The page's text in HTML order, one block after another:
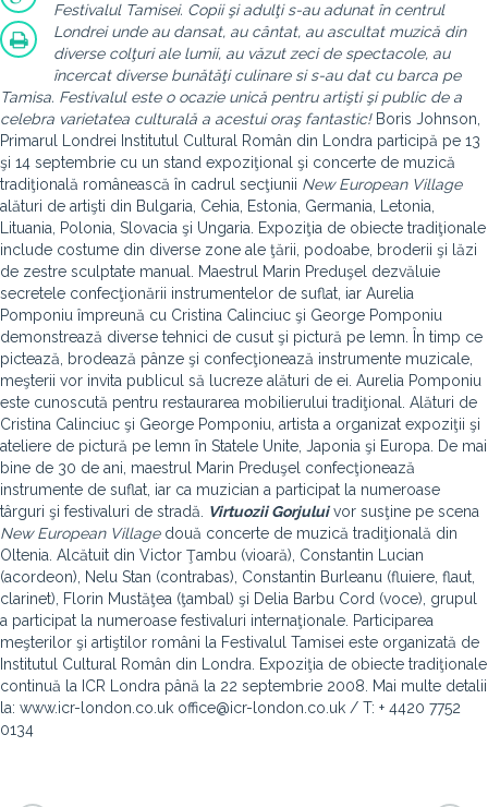
Festivalul Tamisei. Copii şi adulţi s-au adunat în centrul
Londrei unde au dansat, au cântat, au ascultat muzică din
diverse colţuri ale lumii, au văzut zeci de spectacole, au
încercat diverse bunătăţi culinare si s-au dat cu barca pe
Tamisa. Festivalul este o ocazie unică pentru artişti şi public de a
celebra varietatea culturală a acestui oraş fantastic! Boris Johnson,
Primarul Londrei Institutul Cultural Român din Londra participă pe 13
şi 14 septembrie cu un stand expoziţional şi concerte de muzică
tradiţională românească în cadrul secţiunii New European Village
alături de artişti din Bulgaria, Cehia, Estonia, Germania, Letonia,
Lituania, Polonia, Slovacia şi Ungaria. Expoziţia de obiecte tradiţionale
include costume din diverse zone ale ţării, podoabe, broderii şi lăzi
de zestre sculptate manual. Maestrul Marin Preduşel dezvăluie
secretele confecţionării instrumentelor de suflat, iar Aurelia
Pomponiu împreună cu Cristina Calinciuc şi George Pomponiu
demonstrează diverse tehnici de cusut şi pictură pe lemn. În timp ce
pictează, brodează pânze şi confecţionează instrumente muzicale,
meşterii vor invita publicul să lucreze alături de ei. Aurelia Pomponiu
este cunoscută pentru restaurarea mobilierului tradiţional. Alături de
Cristina Calinciuc şi George Pomponiu, artista a organizat expoziţii şi
ateliere de pictură pe lemn în Statele Unite, Japonia şi Europa. De mai
bine de 30 de ani, maestrul Marin Preduşel confecţionează
instrumente de suflat, iar ca muzician a participat la numeroase
târguri şi festivaluri de stradă.
Virtuozii Gorjuluivor susţine pe scena
New European Villagedouă concerte de muzică tradiţională din
Oltenia. Alcătuit din Victor Ţambu (vioară), Constantin Lucian
(acordeon), Nelu Stan (contrabas), Constantin Burleanu (fluiere, flaut,
clarinet), Florin Mustăţea (ţambal) şi Delia Barbu Cord (voce), grupul
a participat la numeroase festivaluri internaţionale. Participarea
meşterilor şi artiştilor români la Festivalul Tamisei este organizată de
Institutul Cultural Român din Londra. Expoziţia de obiecte tradiţionale
continuă la ICR Londra până la 22 septembrie 2008. Mai multe detalii
la: www.icr-london.co.uk office@icr-london.co.uk / T: + 4420 7752
0134